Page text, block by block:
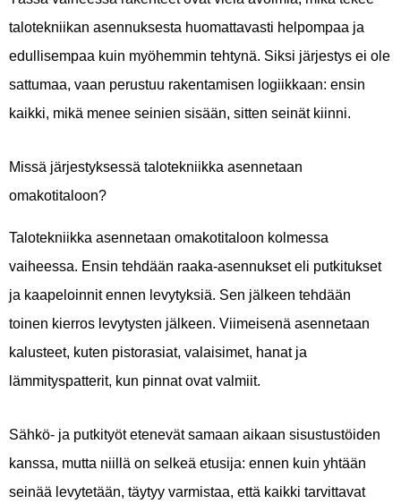
talotekniikan asennuksesta huomattavasti helpompaa ja
edullisempaa kuin myöhemmin tehtynä. Siksi järjestys ei ole
sattumaa, vaan perustuu rakentamisen logiikkaan: ensin
kaikki, mikä menee seinien sisään, sitten seinät kiinni.
Missä järjestyksessä talotekniikka asennetaan
omakotitaloon?
Talotekniikka asennetaan omakotitaloon kolmessa
vaiheessa. Ensin tehdään raaka-asennukset eli putkitukset
ja kaapeloinnit ennen levytyksiä. Sen jälkeen tehdään
toinen kierros levytysten jälkeen. Viimeisenä asennetaan
kalusteet, kuten pistorasiat, valaisimet, hanat ja
lämmityspatterit, kun pinnat ovat valmiit.
Sähkö- ja putkityöt etenevät samaan aikaan sisustustöiden
kanssa, mutta niillä on selkeä etusija: ennen kuin yhtään
seinää levytetään, täytyy varmistaa, että kaikki tarvittavat